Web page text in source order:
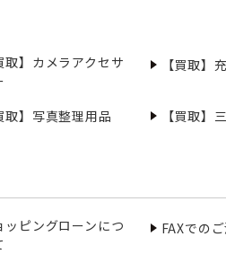
取】カメラアクセサ
【買取】
取】写真整理用品 【買取】
ッピングローンにつ
FAXでの